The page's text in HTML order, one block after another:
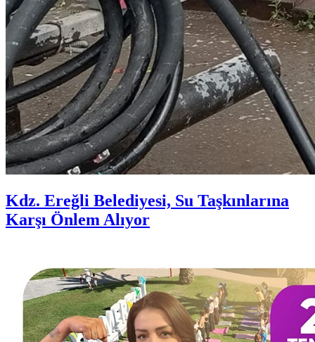
Kdz. Ereğli Belediyesi, Su Taşkınlarına
Karşı Önlem Alıyor